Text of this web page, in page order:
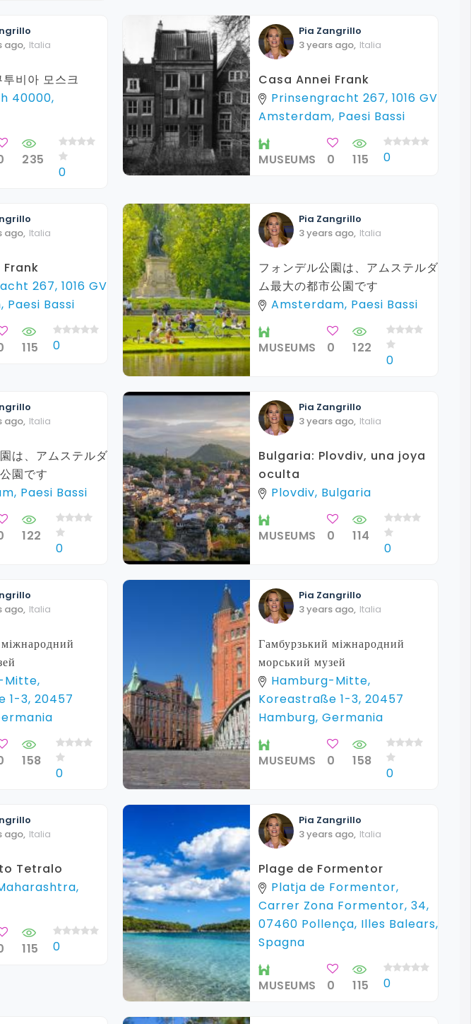
ago, Italia
비아 모스크
40000,
235
0
Pia Zangrillo
3 years ago, Italia
Casa Annei Frank
Prinsengracht 267, 1016 GV
Amsterdam, Paesi Bassi
MUSEUMS 0 115 0
ago, Italia
267, 1016 GV
Bassi
115 0
Pia Zangrillo
3 years ago, Italia
フォンデル公園は、アムステルダ
ム最大の都市公園です
Amsterdam, Paesi Bassi
MUSEUMS 0 122
0
ago, Italia
は、アムステルダ
園です
Paesi Bassi
122
0
Pia Zangrillo
3 years ago, Italia
Bulgaria: Plovdiv, una joya
oculta
Plovdiv, Bulgaria
MUSEUMS 0 114
0
ago, Italia
Mitte,
1-3, 20457
158
0
Pia Zangrillo
3 years ago, Italia
Гамбурзький міжнародний
морський музей
Hamburg-Mitte,
Koreastraße 1-3, 20457
Hamburg, Germania
MUSEUMS 0 158
0
ago, Italia
Tetralo
115 0
Pia Zangrillo
3 years ago, Italia
Plage de Formentor
Platja de Formentor,
Carrer Zona Formentor, 34,
07460 Pollença, Illes Balears,
Spagna
MUSEUMS 0 115 0